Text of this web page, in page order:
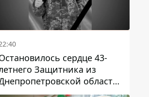
сердце 43-
Защитника из
области
Зинченко